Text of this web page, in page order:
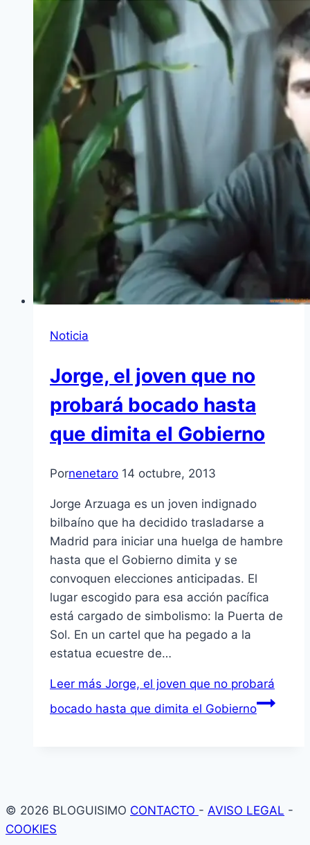
Noticia
Jorge, el joven que no
probará bocado hasta
que dimita el Gobierno
Pornenetaro 14 octubre, 2013
Jorge Arzuaga es un joven indignado
bilbaíno que ha decidido trasladarse a
Madrid para iniciar una huelga de hambre
hasta que el Gobierno dimita y se
convoquen elecciones anticipadas. El
lugar escogido para esa acción pacífica
está cargado de simbolismo: la Puerta de
Sol. En un cartel que ha pegado a la
estatua ecuestre de…
Leer más Jorge, el joven que no probará
bocado hasta que dimita el Gobierno
© 2026 BLOGUISIMO CONTACTO - AVISO LEGAL -
COOKIES